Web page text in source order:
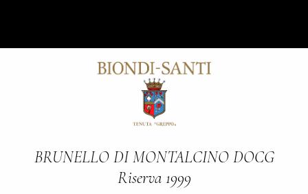
BRUNELLO DI MONTALCINO DOCG
Riserva 1999